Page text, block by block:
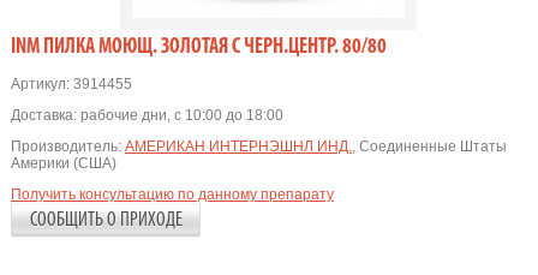
INM ПИЛКА МОЮЩ. ЗОЛОТАЯ С ЧЕРН.ЦЕНТР. 80/80
Артикул:3914455
Доставка: рабочие дни, с 10:00 до 18:00
Производитель: АМЕРИКАН ИНТЕРНЭШНЛ ИНД., Соединенные Штаты
Америки (США)
Получить консультацию по данному препарату
СООБЩИТЬ О ПРИХОДЕ